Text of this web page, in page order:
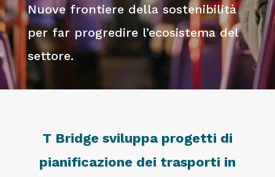
Nuove frontiere della sostenibilità
per far progredire l’ecosistema del
settore.
T Bridge sviluppa progetti di
pianificazione dei trasporti in